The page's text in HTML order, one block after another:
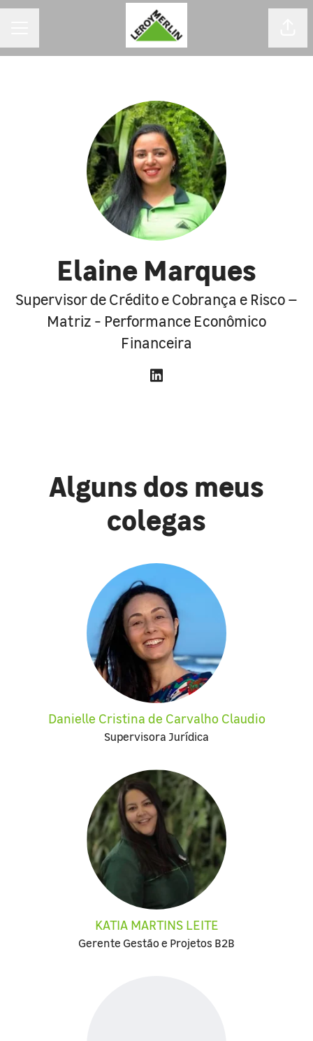
Elaine Marques
Supervisor de Crédito e Cobrança e Risco –
Matriz - Performance Econômico
Financeira
Alguns dos meus
colegas
Danielle Cristina de Carvalho Claudio
Supervisora Jurídica
KATIA MARTINS LEITE
Gerente Gestão e Projetos B2B